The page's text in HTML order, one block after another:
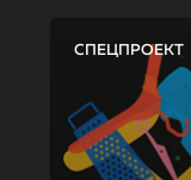
СПЕЦПРОЕКТ